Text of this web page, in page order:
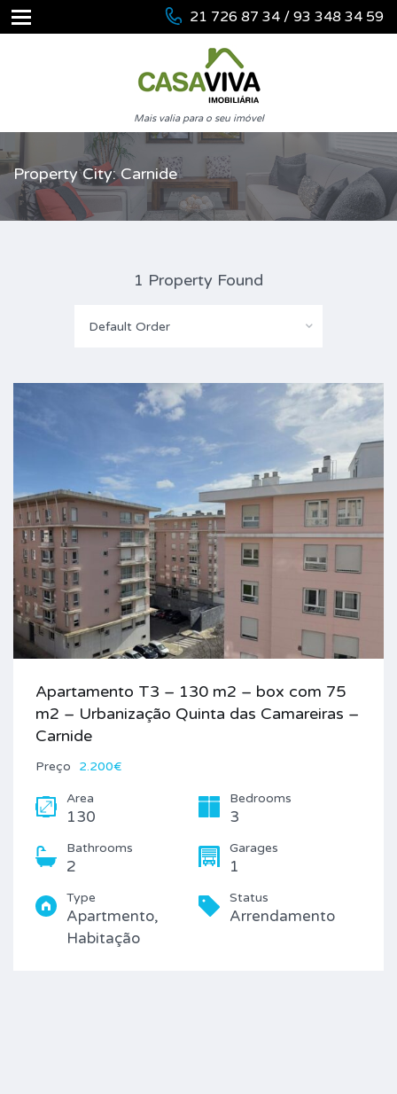
21 726 87 34 / 93 348 34 59
Mais valia para o seu imóvel
Property City: Carnide
1 Property Found
Default Order
Apartamento T3 – 130 m2 – box com 75
m2 – Urbanização Quinta das Camareiras –
Carnide
Preço 2.200€
Area
130
Bedrooms
3
Bathrooms
2
Garages
1
Type
Apartmento,
Habitação
Status
Arrendamento